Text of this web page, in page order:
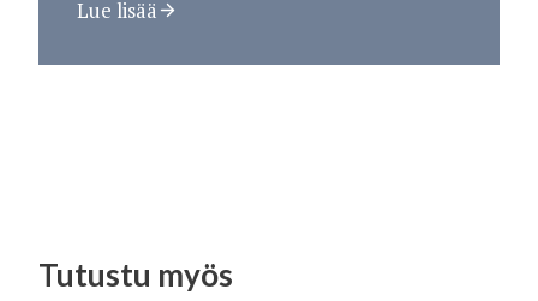
Lue lisää
Tutustu myös